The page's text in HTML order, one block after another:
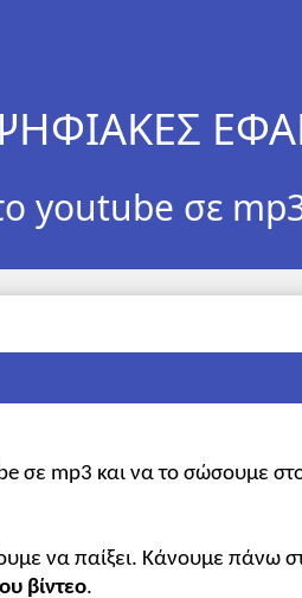
youtube σε
σε mp3 και να το σώσουμε
να παίξει. Κάνουμε πάνω
βίντεο.